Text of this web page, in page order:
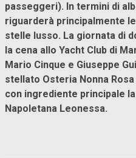
passeggeri). In termini di
riguarderà principalmente
stelle lusso. La giornata di
la cena allo Yacht Club di
Mario Cinque e Giuseppe
stellato Osteria Nonna
con ingrediente principale
Napoletana Leonessa.